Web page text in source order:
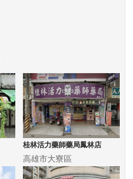
桂林活力藥師藥局鳳林店
高雄市大寮區